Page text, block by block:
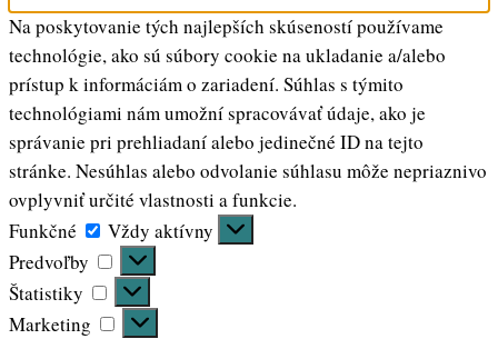
Na poskytovanie tých najlepších skúseností používame
technológie, ako sú súbory cookie na ukladanie a/alebo
prístup k informáciám o zariadení. Súhlas s týmito
technológiami nám umožní spracovávať údaje, ako je
správanie pri prehliadaní alebo jedinečné ID na tejto
stránke. Nesúhlas alebo odvolanie súhlasu môže nepriaznivo
ovplyvniť určité vlastnosti a funkcie.
Funkčné
Funkčné
Vždy aktívny
Predvoľby
Predvoľby
Štatistiky
Štatistiky
Marketing
Marketing